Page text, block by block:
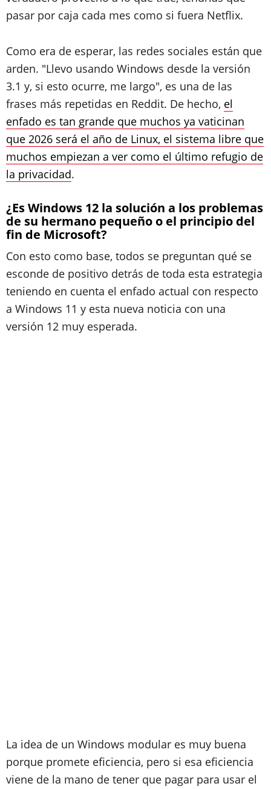
pasar por caja cada mes como si fuera Netflix.
Como era de esperar, las redes sociales están que
arden. "Llevo usando Windows desde la versión
3.1 y, si esto ocurre, me largo", es una de las
frases más repetidas en Reddit. De hecho, el
enfado es tan grande que muchos ya vaticinan
que 2026 será el año de Linux, el sistema libre que
muchos empiezan a ver como el último refugio de
la privacidad.
¿Es Windows 12 la solución a los problemas
de su hermano pequeño o el principio del
fin de Microsoft?
Con esto como base, todos se preguntan qué se
esconde de positivo detrás de toda esta estrategia
teniendo en cuenta el enfado actual con respecto
a Windows 11 y esta nueva noticia con una
versión 12 muy esperada.
La idea de un Windows modular es muy buena
porque promete eficiencia, pero si esa eficiencia
viene de la mano de tener que pagar para usar el